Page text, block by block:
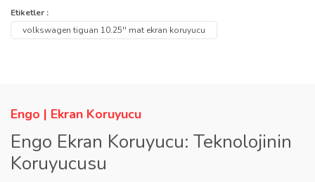
konularda yetersiz gördüğünüz noktaları öneri formunu kullanarak
tarafımıza iletebilirsiniz.
Görüş ve önerileriniz için teşekkür ederiz.
Ürün fiyatı diğer sitelerden daha pahalı.
Bu ürüne benzer farklı alternatifler olmalı.
Etiketler :
volkswagen tiguan 10.25'' mat ekran koruyucu
Engo | Ekran Koruyucu
Engo Ekran Koruyucu: Teknolojinin
Koruyucusu